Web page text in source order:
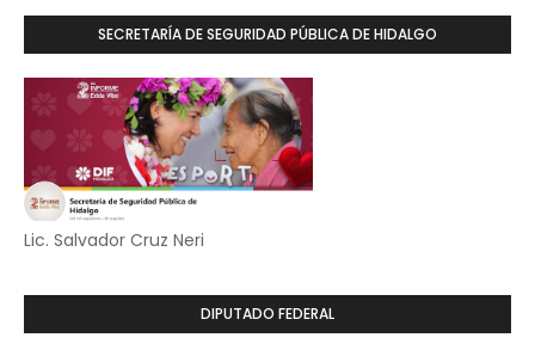
SECRETARÍA DE SEGURIDAD PÚBLICA DE HIDALGO
Lic. Salvador Cruz Neri
DIPUTADO FEDERAL